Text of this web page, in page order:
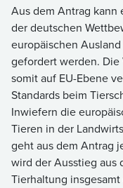
Aus dem Antrag kann
der deutschen
europäischen
gefordert werden.
somit auf EU-Ebene
Standards beim
Inwiefern die
Tieren in der
geht aus dem Antrag
wird der Ausstieg aus
Tierhaltung